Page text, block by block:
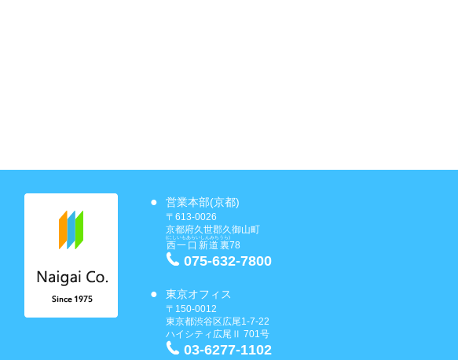
営業本部(京都)
〒613-0026
京都府久世郡久御山町
西一口新道裏
(にしいもあらいしんみちうら)
78
075-632-7800
東京オフィス
〒150-0012
東京都渋谷区広尾1-7-22
ハイシティ広尾Ⅱ 701号
03-6277-1102